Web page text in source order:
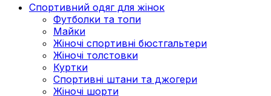
Спортивний одяг для жінок
Футболки та топи
Майки
Жіночі спортивні бюстгальтери
Жіночі толстовки
Куртки
Спортивні штани та джогери
Жіночі шорти